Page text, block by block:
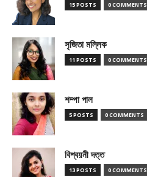
15 POSTS 0 COMMENTS
সৃজিতা মল্লিক
11 POSTS 0 COMMENTS
শম্পা পাল
5 POSTS 0 COMMENTS
বিশ্বয়নী দত্ত
13 POSTS 0 COMMENTS